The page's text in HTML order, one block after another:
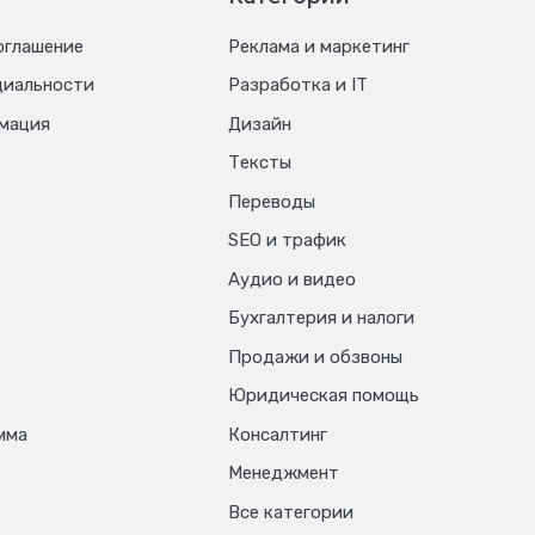
Реклама и маркетинг
Разработка и IT
Дизайн
Тексты
Переводы
SEO и трафик
Аудио и видео
Бухгалтерия и налоги
Продажи и обзвоны
Юридическая помощь
Консалтинг
Менеджмент
Все категории